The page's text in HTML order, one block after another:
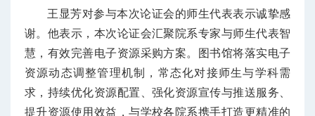
王显芳对参与本次论证会的师生代表表示诚挚感
谢。他表示，本次论证会汇聚院系专家与师生代表智
慧，有效完善电子资源采购方案。图书馆将落实电子
资源动态调整管理机制，常态化对接师生与学科需
求，持续优化资源配置、强化资源宣传与推送服务、
提升资源使用效益，与学校各院系携手打造更精准的